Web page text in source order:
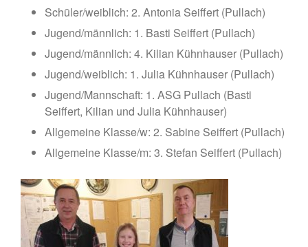
Gaumeisterschaften 2026
Sportlerehrung Stadt Bad
Aibling
Vizemeisterin im
Blasrohrschießen
Bayerische Meisterschaften
2025 (Update 06.07.2025)
Schüler/weiblich: 2. Antonia Seiffert (Pullach)
Jugend/männlich: 1. Basti Seiffert (Pullach)
Jugend/männlich: 4. Kilian Kühnhauser (Pullach)
Jugend/weiblich: 1. Julia Kühnhauser (Pullach)
Jugend/Mannschaft: 1. ASG Pullach (Basti
Seiffert, Kilian und Julia Kühnhauser)
Allgemeine Klasse/w: 2. Sabine Seiffert (Pullach)
Allgemeine Klasse/m: 3. Stefan Seiffert (Pullach)